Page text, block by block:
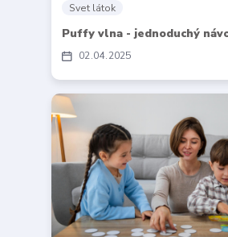
02 04 2025
Svet látok
Puffy vlna - jednoduchý